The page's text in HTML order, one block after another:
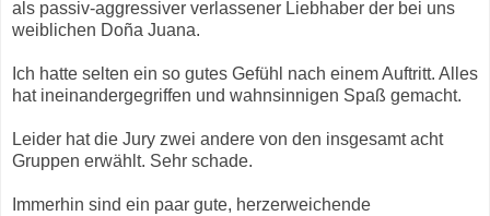
als passiv-aggressiver verlassener Liebhaber der bei uns
weiblichen Doña Juana.
Ich hatte selten ein so gutes Gefühl nach einem Auftritt. Alles
hat ineinandergegriffen und wahnsinnigen Spaß gemacht.
Leider hat die Jury zwei andere von den insgesamt acht
Gruppen erwählt. Sehr schade.
Immerhin sind ein paar gute, herzerweichende